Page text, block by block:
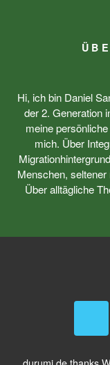
Hi, ich bin Daniel
der 2. Generation
meine
mich. Über
Menschen,
Über alltägliche